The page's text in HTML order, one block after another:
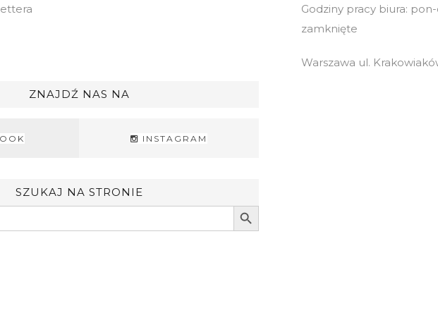
ZNAJDŹ NAS NA
INSTAGRAM
SZUKAJ NA STRONIE
Search Button
Godziny pracy biura: pon-
zamknięte
Warszawa ul.